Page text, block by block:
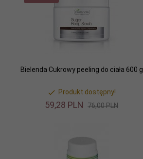
Bielenda Cukrowy peeling do ciała 600 g
Produkt dostępny!
59,28 PLN 76,00 PLN